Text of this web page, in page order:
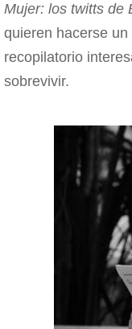
Mujer: los twitts de
quieren hacerse
recopilatorio
sobrevivir.